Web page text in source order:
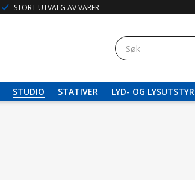
STORT UTVALG AV VARER
STUDIO STATIVER LYD- OG LYSUTSTYR